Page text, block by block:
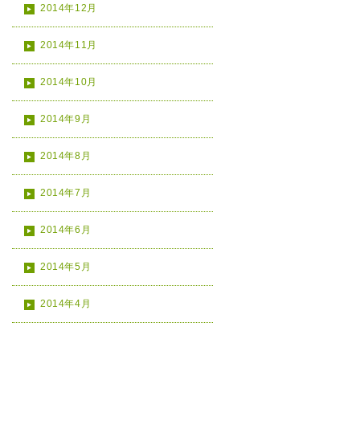
2014年12月
2014年11月
2014年10月
2014年9月
2014年8月
2014年7月
2014年6月
2014年5月
2014年4月